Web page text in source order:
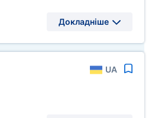
Докладніше
UA